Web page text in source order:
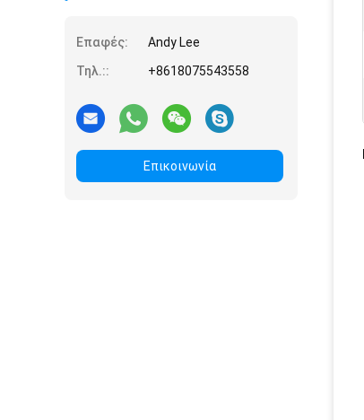
Επαφές:
Andy Lee
Τηλ.::
+8618075543558
Επικοινωνία